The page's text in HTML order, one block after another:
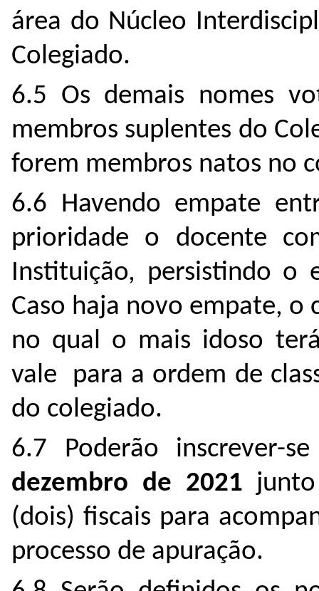
área do Núcleo
Colegiado.
6.5 Os demais nomes
membros suplentes do
forem membros natos no
6.6 Havendo empate
prioridade o docente
Instituição, persistindo o
Caso haja novo empate, o
no qual o mais idoso
vale para a ordem de
do colegiado.
6.7 Poderão inscrever-
dezembro de 2021
(dois) fiscais para
processo de apuração.